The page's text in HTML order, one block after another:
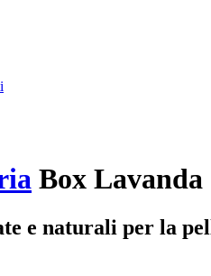
Box Lavanda
e naturali per la